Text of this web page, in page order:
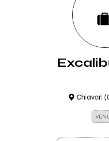
Chiavari